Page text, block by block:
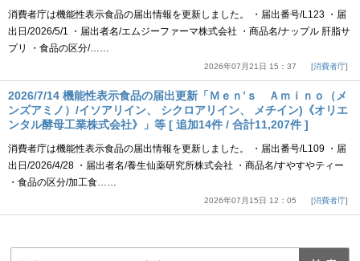
消費者庁は機能性表示食品の届出情報を更新しました。 ・届出番号/L123 ・届
出日/2026/5/1 ・届出者名/エムジーファーマ株式会社 ・商品名/ナップル 肝脂サ
プリ ・食品の区分/……
2026年07月21日 15：37 消費者庁
2026/7/14 機能性表示食品の届出更新「Ｍｅｎ’ｓ Ａｍｉｎｏ（メ
ンズアミノ）/イソアリイン、 シクロアリイン、 メチイン)《オリエ
ンタル酵母工業株式会社》」等 [ 追加14件 / 合計11,207件 ]
消費者庁は機能性表示食品の届出情報を更新しました。 ・届出番号/L109 ・届
出日/2026/4/28 ・届出者名/養生仙薬研究所株式会社 ・商品名/すやすやティー
・食品の区分/加工食……
2026年07月15日 12：05 消費者庁